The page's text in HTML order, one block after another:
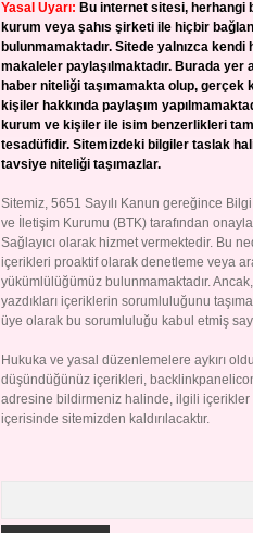
Yasal Uyarı: Bu internet sitesi, herhangi
kurum veya şahıs şirketi ile hiçbir
bulunmamaktadır. Sitede yalnızca kendi
makaleler paylaşılmaktadır. Burada yer
haber niteliği taşımamakta olup, gerçek
kişiler hakkında paylaşım
kurum ve kişiler ile isim benzerlikleri
tesadüfidir. Sitemizdeki bilgiler taslak
tavsiye niteliği taşımazlar.
Sitemiz, 5651 Sayılı Kanun gereğince
ve İletişim Kurumu (BTK) tarafından
Sağlayıcı olarak hizmet vermektedir. Bu
içerikleri proaktif olarak denetleme veya
yükümlülüğümüz bulunmamaktadır.
yazdıkları içeriklerin sorumluluğunu
üye olarak bu sorumluluğu kabul etmiş
Hukuka ve yasal düzenlemelere aykırı
düşündüğünüz içerikleri,
adresine bildirmeniz halinde, ilgili içerikler
içerisinde sitemizden kaldırılacaktır.